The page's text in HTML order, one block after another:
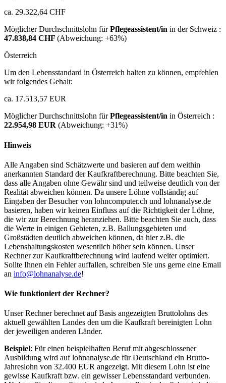
ca. 29.322,64 CHF
Möglicher Durchschnittslohn fürPflegeassistent/in in der Schweiz :
47.838,84 CHF (Abweichung: +63%)
Österreich
Um den Lebensstandard in Österreich halten zu können, empfehlen
wir folgendes Gehalt:
ca. 17.513,57 EUR
Möglicher Durchschnittslohn fürPflegeassistent/in in Österreich :
22.954,98 EUR (Abweichung: +31%)
Hinweis
Alle Angaben sind Schätzwerte und basieren auf dem weithin
anerkannten Standard der Kaufkraftberechnung. Bitte beachten Sie,
dass alle Angaben ohne Gewähr sind und teilweise deutlich von der
Realität abweichen können. Da unsere Löhne vollständig auf
Eingaben der Besucher von lohncomputer.ch und lohnanalyse.de
basieren, haben wir keinen Einfluss auf die Richtigkeit der Löhne,
die wir zur Berechnung heranziehen. Bitte beachten Sie auch, dass
die Werte in einigen Gebieten, z.B. Ballungsgebieten und
Großstädten deutlich abweichen können, da hier z.B. die
Lebenshaltungskosten wesentlich höher sein können. Unser
Rechner zur Kaufkraftberechnung wird laufend weiter optimiert.
Sollte Ihnen ein Fehler auffallen, schreiben Sie uns gerne eine Email
an info@lohnanalyse.de!
Wie funktioniert der Rechner?
Unser Rechner berechnet auf Basis angezeigten Bruttolohns des
aktuell gewählten Landes den um die Kaufkraft bereinigten Lohn
der jeweiligen anderen Länder.
Beispiel: Für einen beispielhaften Beruf mit abgeschlossener
Ausbildung wird auf lohnanalyse.de für Deutschland ein Brutto-
Jahreslohn von 32.400 EUR angezeigt. Mit diesem Lohn ist eine
gewisse Kaufkraft bzw. ein gewisser Lebensstandard verbunden.